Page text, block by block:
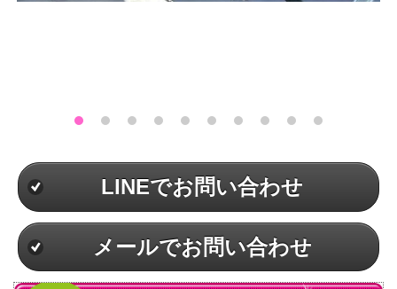
LINEでお問い合わせ
メールでお問い合わせ